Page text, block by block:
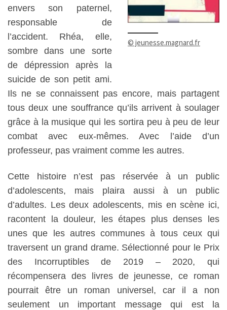
© jeunesse.magnard.fr
envers son paternel,
responsable de
l’accident. Rhéa, elle,
sombre dans une sorte
de dépression après la
suicide de son petit ami.
Ils ne se connaissent pas encore, mais partagent
tous deux une souffrance qu’ils arrivent à soulager
grâce à la musique qui les sortira peu à peu de leur
combat avec eux-mêmes. Avec l’aide d’un
professeur, pas vraiment comme les autres.
Cette histoire n’est pas réservée à un public
d’adolescents, mais plaira aussi à un public
d’adultes. Les deux adolescents, mis en scène ici,
racontent la douleur, les étapes plus denses les
unes que les autres communes à tous ceux qui
traversent un grand drame. Sélectionné pour le Prix
des Incorruptibles de 2019 – 2020, qui
récompensera des livres de jeunesse, ce roman
pourrait être un roman universel, car il a non
seulement un important message qui est la